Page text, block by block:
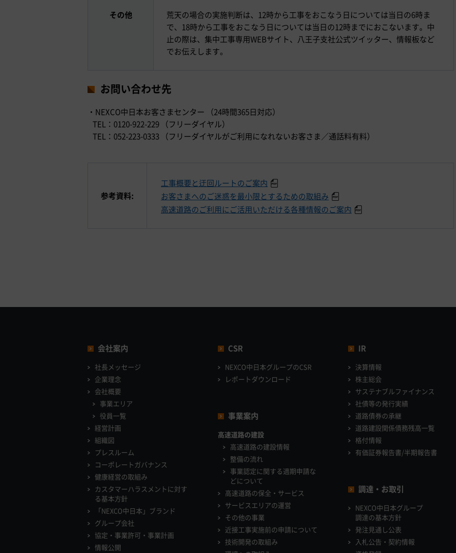
その他
荒天の場合の実施判断は、12時から工事をおこなう日については当日の6時ま
で、18時から工事をおこなう日については当日の12時までにおこないます。中
止の際は、集中工事専用WEBサイト、八王子支社公式ツイッター、情報板など
でお伝えします。
お問い合わせ先
・NEXCO中日本お客さまセンター （24時間365日対応）
TEL：0120-922-229 （フリーダイヤル）
TEL：052-223-0333 （フリーダイヤルがご利用になれないお客さま／通話料有料）
参考資料:
工事概要と迂回ルートのご案内
お客さまへのご迷惑を最小限とするための取組み
高速道路のご利用にご活用いただける各種情報のご案内
会社案内
社長メッセージ
企業理念
会社概要
事業エリア
役員一覧
経営計画
組織図
プレスルーム
コーポレートガバナンス
健康経営の取組み
カスタマーハラスメントに対す
る基本方針
「NEXCO中日本」ブランド
グループ会社
協定・事業許可・事業計画
情報公開
CSR
NEXCO中日本グループのCSR
レポートダウンロード
事業案内
高速道路の建設
高速道路の建設情報
整備の流れ
事業認定に関する適期申請な
どについて
高速道路の保全・サービス
サービスエリアの運営
その他の事業
近接工事実施前の申請について
技術開発の取組み
IR
決算情報
株主総会
サステナブルファイナンス
社債等の発行実績
道路債券の承継
道路建設関係債務残高一覧
格付情報
有価証券報告書/半期報告書
調達・お取引
NEXCO中日本グループ
調達の基本方針
発注見通し公表
入札公告・契約情報